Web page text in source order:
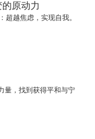
原动力
超越焦虑，实现自我。
量，找到获得平和与宁